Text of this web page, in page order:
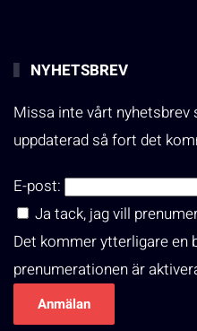
NYHETSBREV
Missa inte vårt nyhetsbrev
uppdaterad så fort det
E-post:
Ja tack, jag vill
Det kommer ytterligare en
prenumerationen är